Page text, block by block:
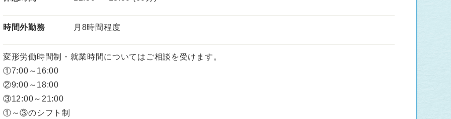
時間外勤務 月8時間程度
変形労働時間制・就業時間についてはご相談を受けます。
①7:00～16:00
②9:00～18:00
③12:00～21:00
①～③のシフト制